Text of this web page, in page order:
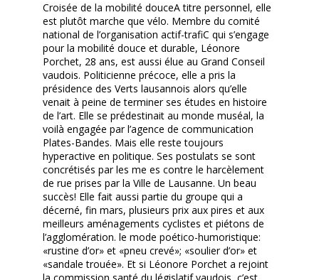
Croisée de la mobilité douceA titre personnel, elle
est plutôt marche que vélo. Membre du comité
national de l’organisation actif-trafiC qui s’engage
pour la mobilité douce et durable, Léonore
Porchet, 28 ans, est aussi élue au Grand Conseil
vaudois. Politicienne précoce, elle a pris la
présidence des Verts lausannois alors qu’elle
venait à peine de terminer ses études en histoire
de l’art. Elle se prédestinait au monde muséal, la
voilà engagée par l’agence de communication
Plates-Bandes. Mais elle reste toujours
hyperactive en politique. Ses postulats se sont
concrétisés par les me es contre le harcèlement
de rue prises par la Ville de Lausanne. Un beau
succès! Elle fait aussi partie du groupe qui a
décerné, fin mars, plusieurs prix aux pires et aux
meilleurs aménagements cyclistes et piétons de
l’agglomération. le mode poético-humoristique:
«rustine d’or» et «pneu crevé»; «soulier d’or» et
«sandale trouée». Et si Léonore Porchet a rejoint